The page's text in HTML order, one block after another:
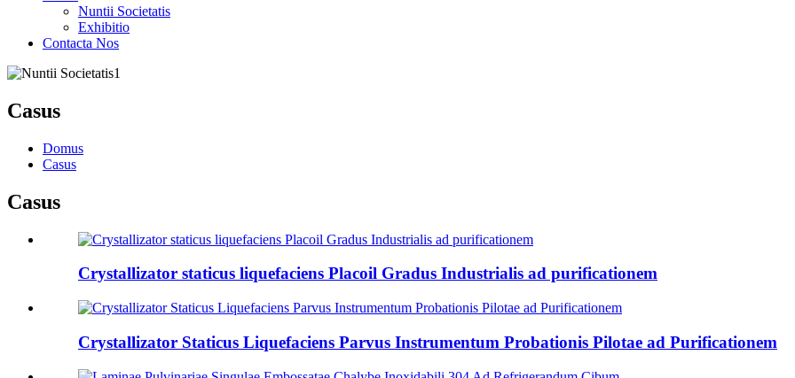
Nuntii Societatis
Exhibitio
Contacta Nos
Casus
Domus
Casus
Casus
Crystallizator staticus liquefaciens Placoil Gradus Industrialis ad purificationem
Crystallizator Staticus Liquefaciens Parvus Instrumentum Probationis Pilotae ad Purificationem